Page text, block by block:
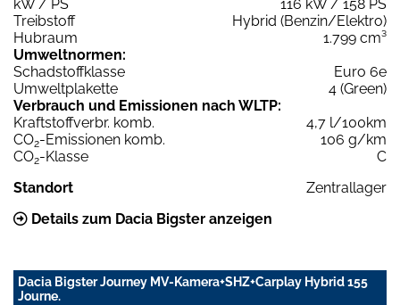
kW / PS
116 kW / 158 PS
Treibstoff
Hybrid (Benzin/Elektro)
Hubraum
1.799 cm³
Umweltnormen:
Schadstoffklasse
Euro 6e
Umweltplakette
4 (Green)
Verbrauch und Emissionen nach WLTP:
Kraftstoffverbr. komb.
4,7 l/100km
CO2-Emissionen komb.
106 g/km
CO2-Klasse
C
Standort
Zentrallager
Details zum Dacia Bigster anzeigen
Dacia Bigster Journey MV-Kamera+SHZ+Carplay Hybrid 155
Journe.